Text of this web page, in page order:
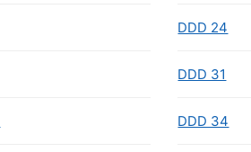
DDD 24
DDD 31
DDD 34